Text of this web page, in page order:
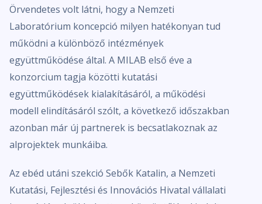
Örvendetes volt látni, hogy a Nemzeti
Laboratórium koncepció milyen hatékonyan tud
működni a különböző intézmények
együttműködése által. A MILAB első éve a
konzorcium tagja közötti kutatási
együttműködések kialakításáról, a működési
modell elindításáról szólt, a következő időszakban
azonban már új partnerek is becsatlakoznak az
alprojektek munkáiba.
Az ebéd utáni szekció Sebők Katalin, a Nemzeti
Kutatási, Fejlesztési és Innovációs Hivatal vállalati